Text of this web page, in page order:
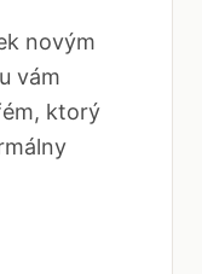
novým
vám
ktorý